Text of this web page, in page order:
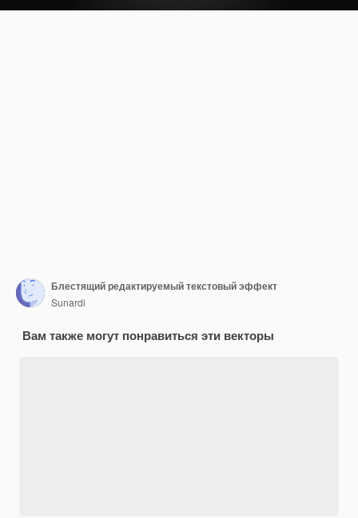
Блестящий редактируемый текстовый эффект
Sunardi
Вам также могут понравиться эти векторы